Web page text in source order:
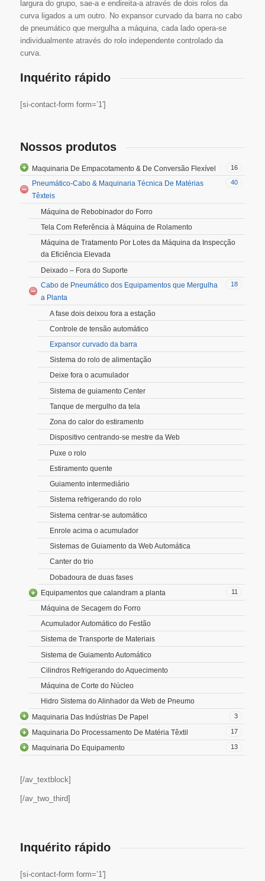
largura do grupo, sae-a e endireita-a através de dois rolos da
curva ligados a um outro. No expansor curvado da barra no cabo
de pneumático que mergulha a máquina, cada lado opera-se
individualmente através do rolo independente controlado da
curva.
Inquérito rápido
[si-contact-form form=’1′]
Nossos produtos
16
Maquinaria De Empacotamento & De Conversão Flexível
40
Pneumático-Cabo & Maquinaria Técnica De Matérias
Têxteis
Máquina de Rebobinador do Forro
Tela Com Referência à Máquina de Rolamento
Máquina de Tratamento Por Lotes da Máquina da Inspecção
da Eficiência Elevada
Deixado – Fora do Suporte
18
Cabo de Pneumático dos Equipamentos que Mergulha
a Planta
A fase dois deixou fora a estação
Controle de tensão automático
Expansor curvado da barra
Sistema do rolo de alimentação
Deixe fora o acumulador
Sistema de guiamento Center
Tanque de mergulho da tela
Zona do calor do estiramento
Dispositivo centrando-se mestre da Web
Puxe o rolo
Estiramento quente
Guiamento intermediário
Sistema refrigerando do rolo
Sistema centrar-se automático
Enrole acima o acumulador
Sistemas de Guiamento da Web Automática
Canter do trio
Dobadoura de duas fases
11
Equipamentos que calandram a planta
Máquina de Secagem do Forro
Acumulador Automático do Festão
Sistema de Transporte de Materiais
Sistema de Guiamento Automático
Cilindros Refrigerando do Aquecimento
Máquina de Corte do Núcleo
Hidro Sistema do Alinhador da Web de Pneumo
3
Maquinaria Das Indústrias De Papel
17
Maquinaria Do Processamento De Matéria Têxtil
13
Maquinaria Do Equipamento
[/av_textblock]
[/av_two_third]
Inquérito rápido
[si-contact-form form=’1′]